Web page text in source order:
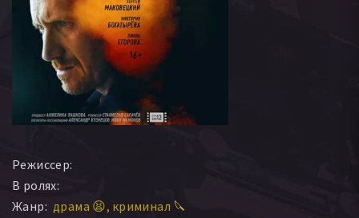
Режиссер:
В ролях:
Жанр: драма 😫 криминал 🔪